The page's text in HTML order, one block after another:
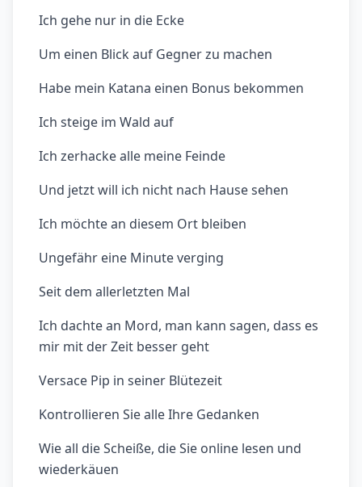
Ich gehe nur in die Ecke
Um einen Blick auf Gegner zu machen
Habe mein Katana einen Bonus bekommen
Ich steige im Wald auf
Ich zerhacke alle meine Feinde
Und jetzt will ich nicht nach Hause sehen
Ich möchte an diesem Ort bleiben
Ungefähr eine Minute verging
Seit dem allerletzten Mal
Ich dachte an Mord, man kann sagen, dass es
mir mit der Zeit besser geht
Versace Pip in seiner Blütezeit
Kontrollieren Sie alle Ihre Gedanken
Wie all die Scheiße, die Sie online lesen und
wiederkäuen